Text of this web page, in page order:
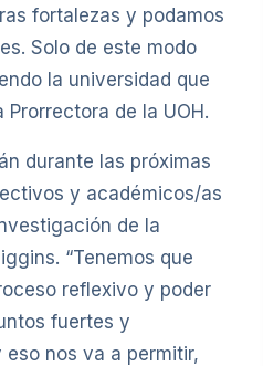
fortalezas y podamos
Solo de este modo
la universidad que
Prorrectora de la UOH.
durante las próximas
y académicos/as
de la
“Tenemos que
reflexivo y poder
fuertes y
nos va a permitir,